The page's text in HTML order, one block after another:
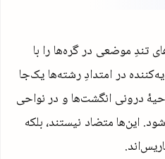
تندِ موضعی در گره‌ها را با
در امتدادِ رشته‌ها یک‌جا
درونی انگشت‌ها و در نواحی
این‌ها متضاد نیستند، بلکه